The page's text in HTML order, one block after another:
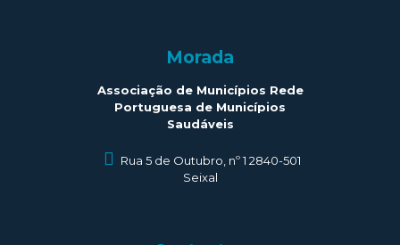
Morada
Associação de Municípios Rede
Portuguesa de Municípios
Saudáveis
Rua 5 de Outubro, nº 1 2840-501
Seixal